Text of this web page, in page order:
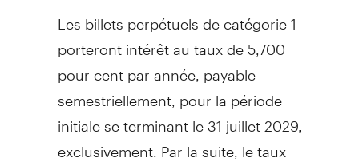
Les billets perpétuels de catégorie 1
porteront intérêt au taux de 5,700
pour cent par année, payable
semestriellement, pour la période
initiale se terminant le 31 juillet 2029,
exclusivement. Par la suite, le taux